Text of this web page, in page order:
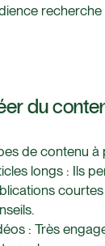
recherche
du
de contenu à
longs : Ils
: Très